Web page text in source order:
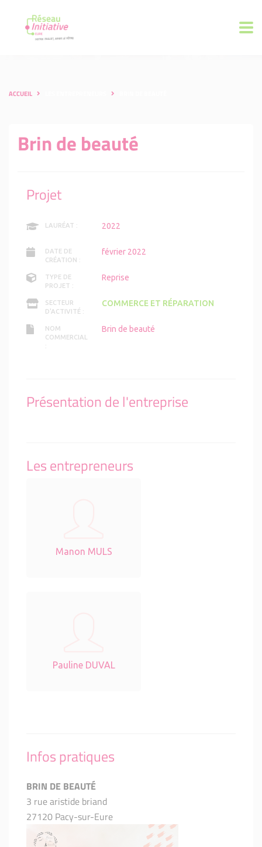
ACCUEIL
Brin de beauté
Projet
LAURÉAT : 2022
DATE DE
CRÉATION :
février 2022
TYPE DE
PROJET :
Reprise
SECTEUR
D'ACTIVITÉ :
COMMERCE ET RÉPARATION
NOM
COMMERCIAL
:
Brin de beauté
Présentation de l'entreprise
Les entrepreneurs
Manon MULS
Pauline DUVAL
Infos pratiques
BRIN DE BEAUTÉ
3 rue aristide briand
27120 Pacy-sur-Eure